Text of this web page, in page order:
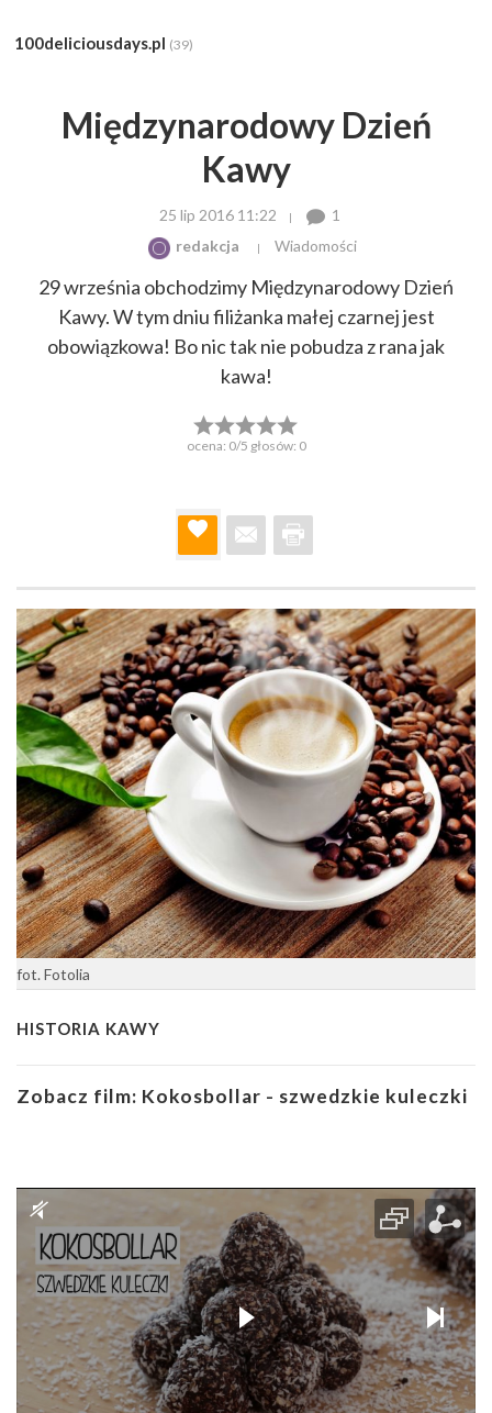
100deliciousdays.pl (39)
Międzynarodowy Dzień
Kawy
25 lip 2016 11:22
1
redakcja
Wiadomości
29 września obchodzimy Międzynarodowy Dzień
Kawy. W tym dniu filiżanka małej czarnej jest
obowiązkowa! Bo nic tak nie pobudza z rana jak
kawa!
ocena: 0/5 głosów: 0
fot. Fotolia
HISTORIA KAWY
Zobacz film: Kokosbollar - szwedzkie kuleczki